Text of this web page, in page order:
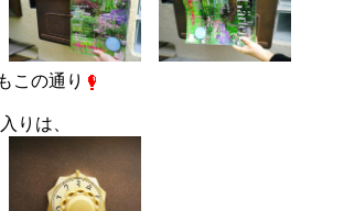
この通り
りは、